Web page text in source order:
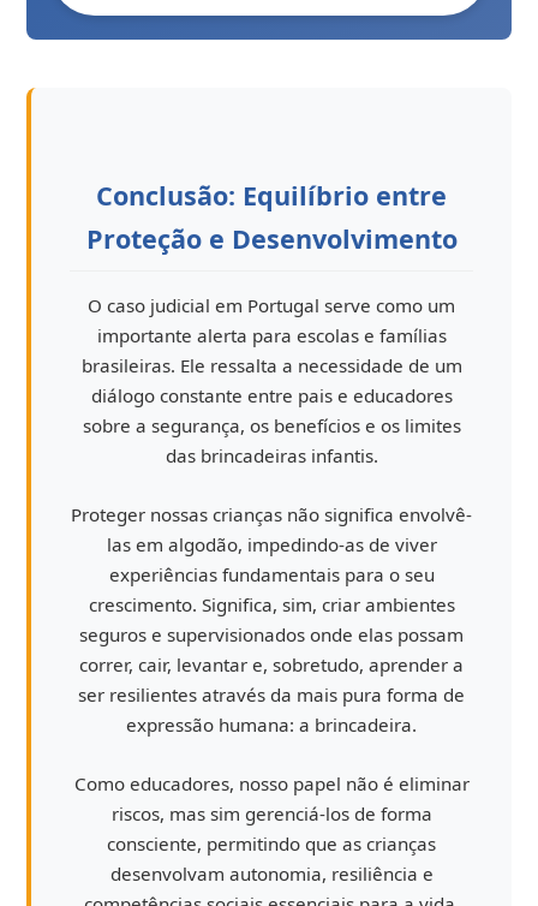
Conclusão: Equilíbrio entre
Proteção e Desenvolvimento
O caso judicial em Portugal serve como um
importante alerta para escolas e famílias
brasileiras. Ele ressalta a necessidade de um
diálogo constante entre pais e educadores
sobre a segurança, os benefícios e os limites
das brincadeiras infantis.
Proteger nossas crianças não significa envolvê-
las em algodão, impedindo-as de viver
experiências fundamentais para o seu
crescimento. Significa, sim, criar ambientes
seguros e supervisionados onde elas possam
correr, cair, levantar e, sobretudo, aprender a
ser resilientes através da mais pura forma de
expressão humana: a brincadeira.
Como educadores, nosso papel não é eliminar
riscos, mas sim gerenciá-los de forma
consciente, permitindo que as crianças
desenvolvam autonomia, resiliência e